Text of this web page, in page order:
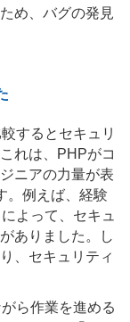
め、バグの発見
するとセキュリ
れは、PHPがコ
ニアの力量が表
。例えば、経験
よって、セキュ
ありました。し
、セキュリティ
ら作業を進める